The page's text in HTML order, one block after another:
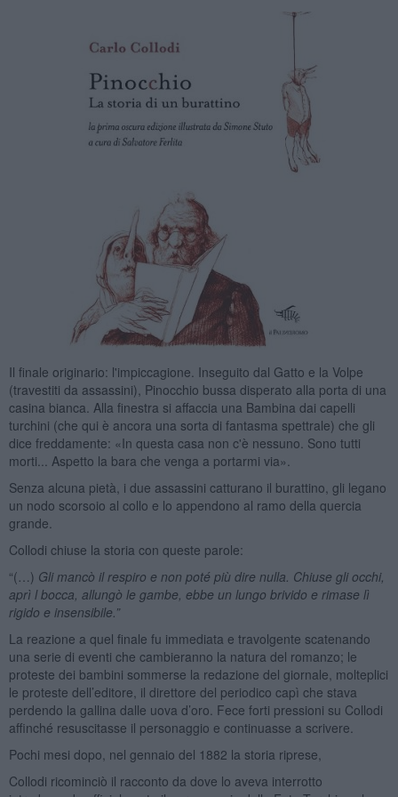
Il finale originario: l'impiccagione. Inseguito dal Gatto e la Volpe
(travestiti da assassini), Pinocchio bussa disperato alla porta di una
casina bianca. Alla finestra si affaccia una Bambina dai capelli
turchini (che qui è ancora una sorta di fantasma spettrale) che gli
dice freddamente: «In questa casa non c'è nessuno. Sono tutti
morti... Aspetto la bara che venga a portarmi via».
Senza alcuna pietà, i due assassini catturano il burattino, gli legano
un nodo scorsoio al collo e lo appendono al ramo della quercia
grande.
Collodi chiuse la storia con queste parole:
“(…) Gli mancò il respiro e non poté più dire nulla. Chiuse gli occhi,
aprì l bocca, allungò le gambe, ebbe un lungo brivido e rimase lì
rigido e insensibile.”
La reazione a quel finale fu immediata e travolgente scatenando
una serie di eventi che cambieranno la natura del romanzo; le
proteste dei bambini sommerse la redazione del giornale, molteplici
le proteste dell’editore, il direttore del periodico capì che stava
perdendo la gallina dalle uova d’oro. Fece forti pressioni su Collodi
affinché resuscitasse il personaggio e continuasse a scrivere.
Pochi mesi dopo, nel gennaio del 1882 la storia riprese,
Collodi ricominciò il racconto da dove lo aveva interrotto